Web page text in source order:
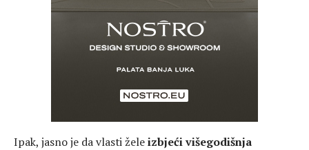
Ipak, jasno je da vlasti želeizbjeći višegodišnja